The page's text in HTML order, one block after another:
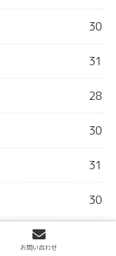
30
31
28
30
31
30
お問い合わせ